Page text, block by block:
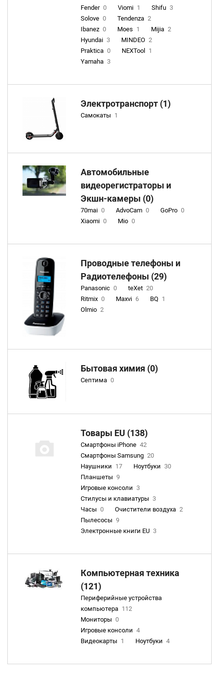
Fender 0 Viomi 1 Shifu 3
Solove 0 Tendenza 2
Ibanez 0 Moes 1 Mijia 2
Hyundai 3 MINDEO 2
Praktica 0 NEXTool
1
Yamaha 3
Электротранспорт (1)
Самокаты 1
Автомобильные
видеорегистраторы и
Экшн-камеры (0)
70mai 0 AdvoCam 0 GoPro 0
Xiaomi 0 Mio 0
Проводные телефоны и
Радиотелефоны (29)
Panasonic 0 teXet 20
Ritmix 0 Maxvi 6 BQ 1
Olmio 2
Бытовая химия (0)
Септима 0
Товары EU (138)
Смартфоны iPhone 42
Смартфоны Samsung 20
Наушники 17 Ноутбуки 30
Планшеты 9
Игровые консоли 3
Стилусы и клавиатуры 3
Часы 0 Очистители воздуха 2
Пылесосы 9
Электронные книги EU 3
Компьютерная техника
(121)
Периферийные устройства
компьютера 112
Мониторы 0
Игровые консоли 4
Видеокарты 1 Ноутбуки 4